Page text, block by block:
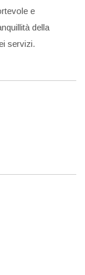
e
della
servizi.